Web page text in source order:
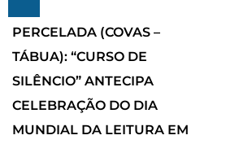
PERCELADA (COVAS –
TÁBUA): “CURSO DE
SILÊNCIO” ANTECIPA
CELEBRAÇÃO DO DIA
MUNDIAL DA LEITURA EM